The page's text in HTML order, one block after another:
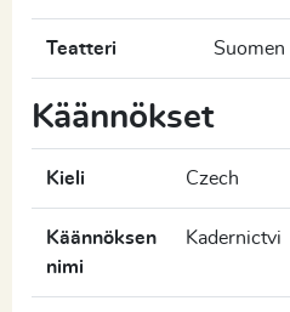
Teatteri Suomen
Käännökset
Kieli Czech
Käännöksen
nimi
Kadernictvi